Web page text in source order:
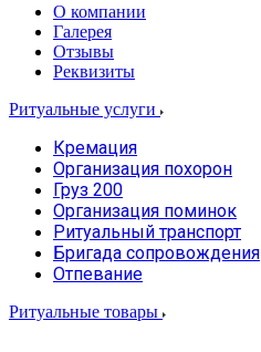
О компании
Галерея
Отзывы
Реквизиты
Ритуальные услуги
Кремация
Организация похорон
Груз 200
Организация поминок
Ритуальный транспорт
Бригада сопровождения
Отпевание
Ритуальные товары